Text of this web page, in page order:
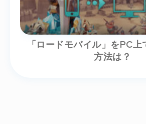
「ロードモバイル」をPC
方法は？